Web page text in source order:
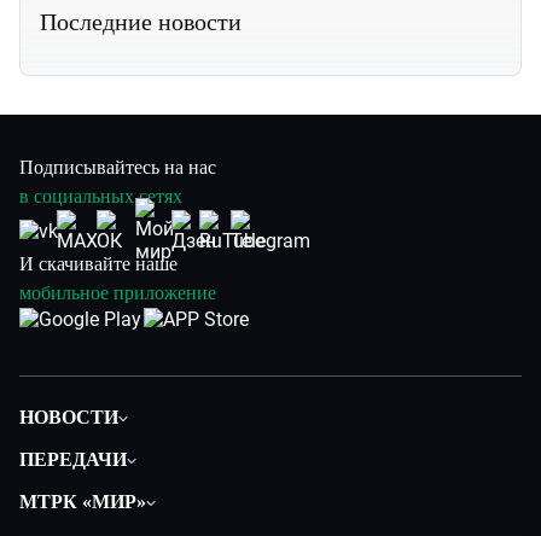
Последние новости
Подписывайтесь на нас
в социальных сетях
И скачивайте наше
мобильное приложение
НОВОСТИ
Экономика
ПЕРЕДАЧИ
МТРК «МИР»